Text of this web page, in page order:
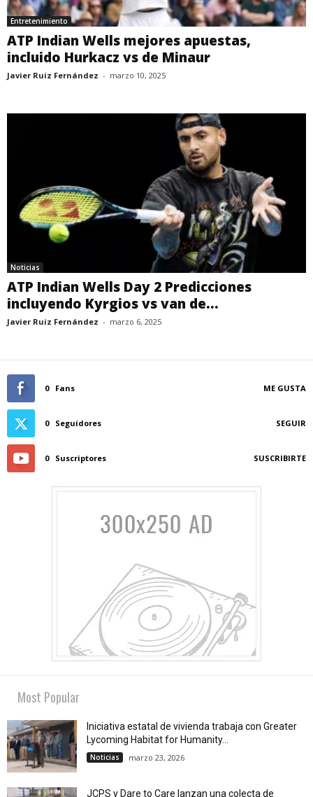
Entretenimiento
ATP Indian Wells mejores apuestas,
incluido Hurkacz vs de Minaur
Javier Ruiz Fernández - marzo 10, 2025
Noticias
ATP Indian Wells Day 2 Predicciones
incluyendo Kyrgios vs van de...
Javier Ruiz Fernández - marzo 6, 2025
0 Fans ME GUSTA
0 Seguidores SEGUIR
0 Suscriptores SUSCRIBIRTE
Most Popular
Iniciativa estatal de vivienda trabaja con Greater
Lycoming Habitat for Humanity...
Noticias marzo 23, 2026
JCPS y Dare to Care lanzan una colecta de